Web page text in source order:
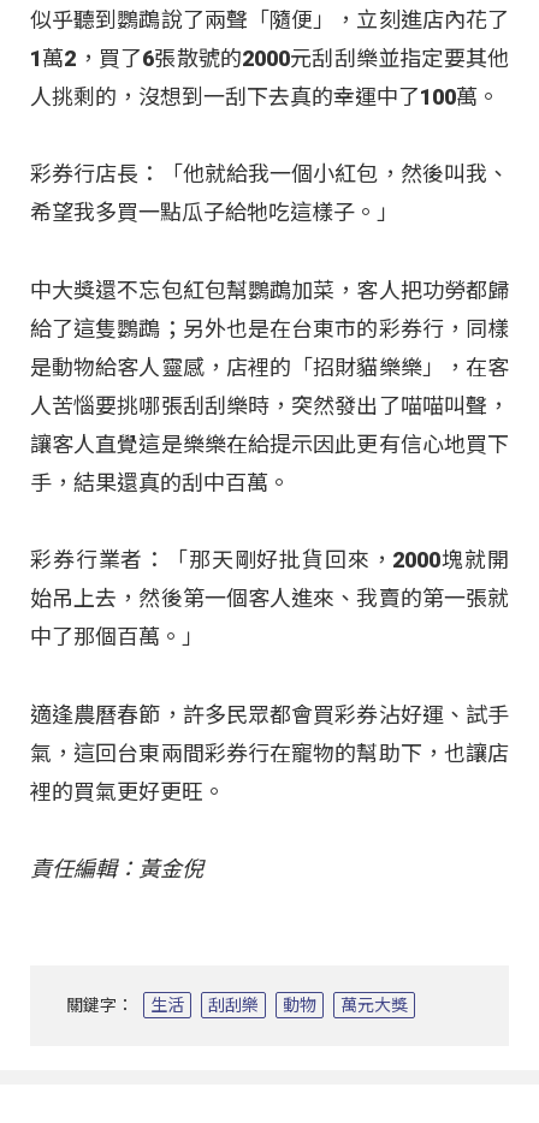
似乎聽到鸚鵡說了兩聲「隨便」，立刻進店內花了
1萬2，買了6張散號的2000元刮刮樂並指定要其他
人挑剩的，沒想到一刮下去真的幸運中了100萬。
彩券行店長：「他就給我一個小紅包，然後叫我、
希望我多買一點瓜子給牠吃這樣子。」
中大獎還不忘包紅包幫鸚鵡加菜，客人把功勞都歸
給了這隻鸚鵡；另外也是在台東市的彩券行，同樣
是動物給客人靈感，店裡的「招財貓樂樂」，在客
人苦惱要挑哪張刮刮樂時，突然發出了喵喵叫聲，
讓客人直覺這是樂樂在給提示因此更有信心地買下
手，結果還真的刮中百萬。
彩券行業者：「那天剛好批貨回來，2000塊就開
始吊上去，然後第一個客人進來、我賣的第一張就
中了那個百萬。」
適逢農曆春節，許多民眾都會買彩券沾好運、試手
氣，這回台東兩間彩券行在寵物的幫助下，也讓店
裡的買氣更好更旺。
責任編輯：黃金倪
關鍵字： 生活 刮刮樂 動物 萬元大獎